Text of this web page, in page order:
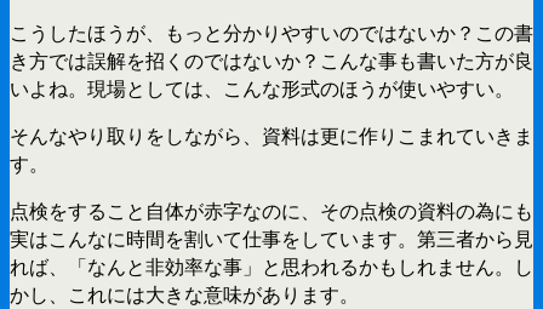
こうしたほうが、もっと分かりやすいのではないか？この書
き方では誤解を招くのではないか？こんな事も書いた方が良
いよね。現場としては、こんな形式のほうが使いやすい。
そんなやり取りをしながら、資料は更に作りこまれていきま
す。
点検をすること自体が赤字なのに、その点検の資料の為にも
実はこんなに時間を割いて仕事をしています。第三者から見
れば、「なんと非効率な事」と思われるかもしれません。し
かし、これには大きな意味があります。